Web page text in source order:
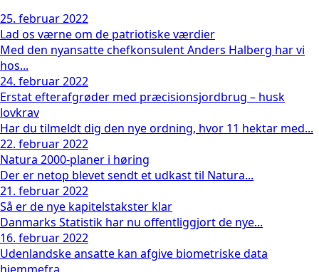
25. februar 2022
Lad os værne om de patriotiske værdier
Med den nyansatte chefkonsulent Anders Halberg har vi
hos...
24. februar 2022
Erstat efterafgrøder med præcisionsjordbrug – husk
lovkrav
Har du tilmeldt dig den nye ordning, hvor 11 hektar med...
22. februar 2022
Natura 2000-planer i høring
Der er netop blevet sendt et udkast til Natura...
21. februar 2022
Så er de nye kapitelstakster klar
Danmarks Statistik har nu offentliggjort de nye...
16. februar 2022
Udenlandske ansatte kan afgive biometriske data